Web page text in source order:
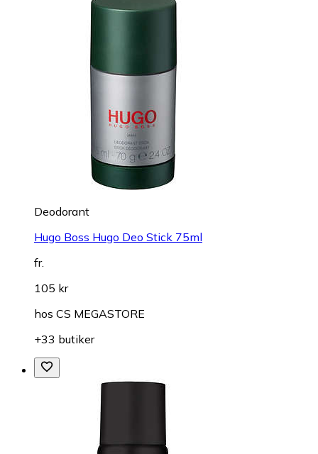
Deodorant
Hugo Boss Hugo Deo Stick 75ml
fr.
105 kr
hos CS MEGASTORE
+33 butiker